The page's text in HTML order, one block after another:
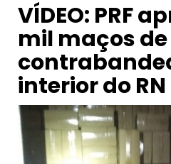
VÍDEO: PRF
mil maços
interior do RN